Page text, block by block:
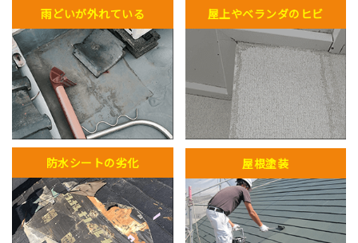
雨どいが外れている 屋上やベランダのヒビ
防水シートの劣化 屋根塗装